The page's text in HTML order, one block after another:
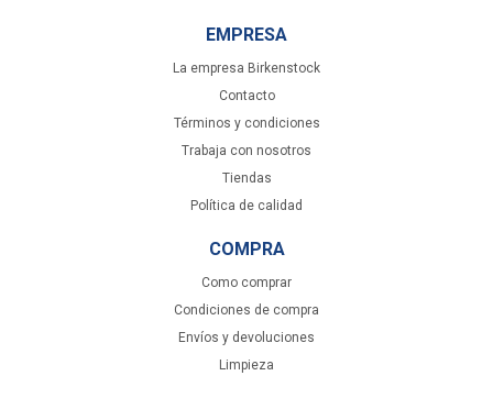
EMPRESA
La empresa Birkenstock
Contacto
Términos y condiciones
Trabaja con nosotros
Tiendas
Política de calidad
COMPRA
Como comprar
Condiciones de compra
Envíos y devoluciones
Limpieza